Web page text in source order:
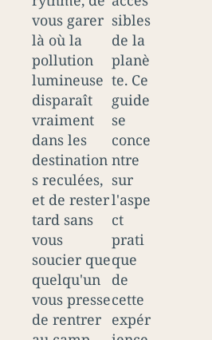
vous garer
là où la
pollution
lumineuse
disparaît
vraiment
dans les
destination
s reculées,
et de rester
tard sans
vous
soucier que
quelqu'un
vous presse
de rentrer
sibles
de la
planè
te. Ce
guide
se
conce
ntre
sur
l'aspe
ct
prati
que
de
cette
expér